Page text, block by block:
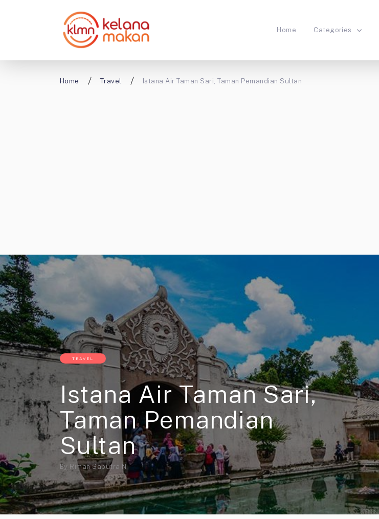
Home Categories
Home Travel Istana Air Taman Sari, Taman Pemandian Sultan
TRAVEL
Istana Air Taman Sari,
Taman Pemandian
Sultan
By Riman Saputra N